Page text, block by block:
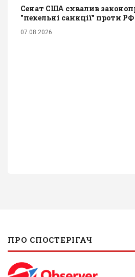
Сенат США схвалив
"пекельні санкції" проти РФ
07.08.2026
ПРО СПОСТЕРІГАЧ